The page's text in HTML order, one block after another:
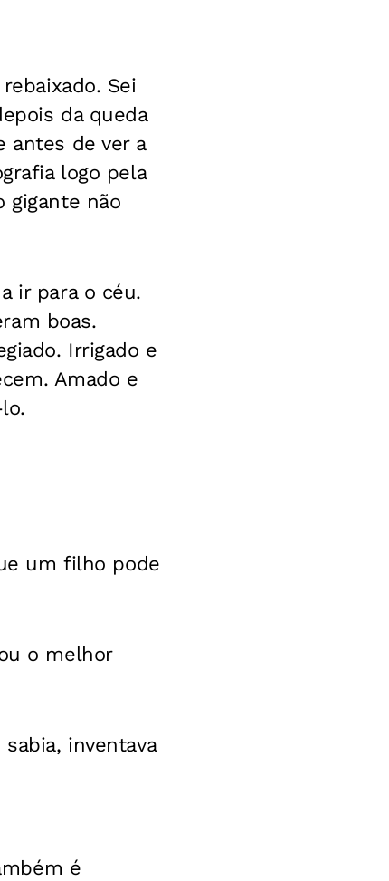
Sei
da queda
antes de ver a
logo pela
gigante não
ir para o céu.
boas.
Irrigado e
Amado e
um filho pode
o melhor
inventava
é